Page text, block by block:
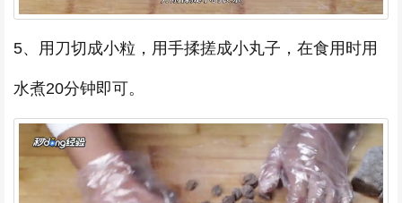
5、用刀切成小粒，用手揉搓成小丸子，在食用时用
水煮20分钟即可。